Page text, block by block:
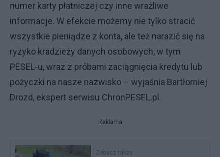
numer karty płatniczej czy inne wrażliwe
informacje. W efekcie możemy nie tylko stracić
wszystkie pieniądze z konta, ale też narazić się na
ryzyko kradzieży danych osobowych, w tym
PESEL-u, wraz z próbami zaciągnięcia kredytu lub
pożyczki na nasze nazwisko – wyjaśnia Bartłomiej
Drozd, ekspert serwisu ChronPESEL.pl.
Reklama
Zobacz także